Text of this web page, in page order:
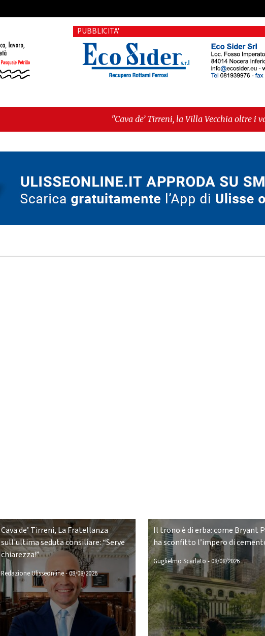
PUBBLICITA'
"Cava de’ Tirreni, la Villa Vecchia oltre i vandali: il vero
Fratellanza sull'ultima seduta consiliare: “Serve
Cava de’ Tirreni, La Fratellanza
sull'ultima seduta consiliare: “Serve
chiarezza!”
Redazione Ulisseonline-08/08/2026
Il trono è di erba: come Bryant
ha sconfitto l’impero di
Guglielmo Scarlato -08/08/2026